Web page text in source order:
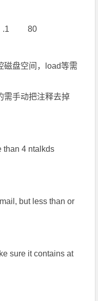
.1 80
磁盘空间，load等需
需手动把注释去掉
than 4 ntalkds
but less than or
sure it contains at